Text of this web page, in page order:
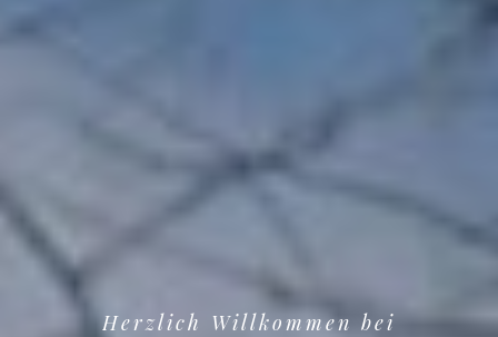
Herzlich Willkommen bei